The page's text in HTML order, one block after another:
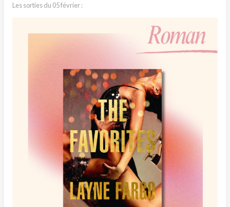
Les sorties du 05 février :